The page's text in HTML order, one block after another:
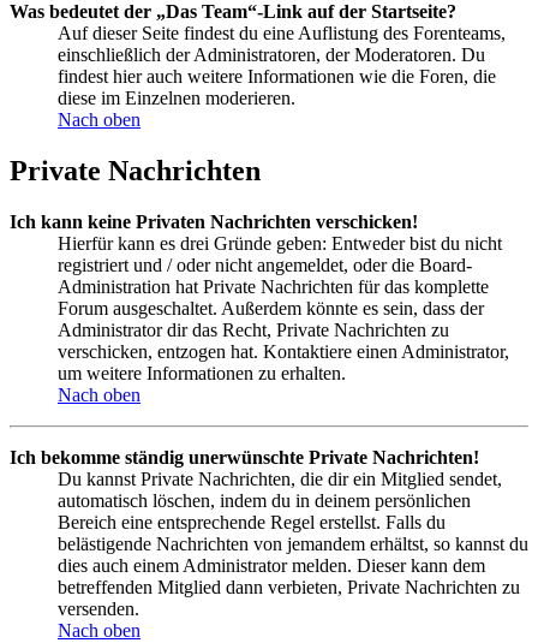
Was bedeutet der „Das Team“-Link auf der Startseite?
Auf dieser Seite findest du eine Auflistung des Forenteams,
einschließlich der Administratoren, der Moderatoren. Du
findest hier auch weitere Informationen wie die Foren, die
diese im Einzelnen moderieren.
Nach oben
Private Nachrichten
Ich kann keine Privaten Nachrichten verschicken!
Hierfür kann es drei Gründe geben: Entweder bist du nicht
registriert und / oder nicht angemeldet, oder die Board-
Administration hat Private Nachrichten für das komplette
Forum ausgeschaltet. Außerdem könnte es sein, dass der
Administrator dir das Recht, Private Nachrichten zu
verschicken, entzogen hat. Kontaktiere einen Administrator,
um weitere Informationen zu erhalten.
Nach oben
Ich bekomme ständig unerwünschte Private Nachrichten!
Du kannst Private Nachrichten, die dir ein Mitglied sendet,
automatisch löschen, indem du in deinem persönlichen
Bereich eine entsprechende Regel erstellst. Falls du
belästigende Nachrichten von jemandem erhältst, so kannst du
dies auch einem Administrator melden. Dieser kann dem
betreffenden Mitglied dann verbieten, Private Nachrichten zu
versenden.
Nach oben